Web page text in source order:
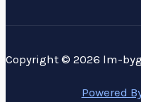
Copyright © 2026 lm-
Powered